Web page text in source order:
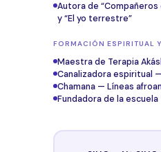
Autora de
y “El yo terrestre”
FORMACIÓN ESPIRITUAL
Maestra de Terapia
Canalizadora espiritual
Chamana — Líneas
Fundadora de la escuela